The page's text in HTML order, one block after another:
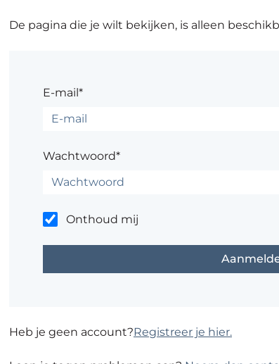
De pagina die je wilt bekijken, is alleen
E-mail*
Wachtwoord*
Onthoud mij
Heb je geen account?Registreer je hier.